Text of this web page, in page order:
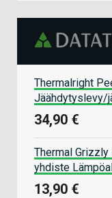
Thermalright
Jäähdytyslevy/
34,90 €
Thermal
yhdiste
13,90 €